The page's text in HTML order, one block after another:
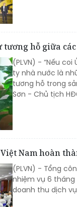
tương hỗ giữa
(PLVN) - “Nếu
ty nhà nước là
tương hỗ trong
Sơn - Chủ tịch
Nam hoàn
(PLVN) - Tổng
nhiệm vụ 6
doanh thu dịch